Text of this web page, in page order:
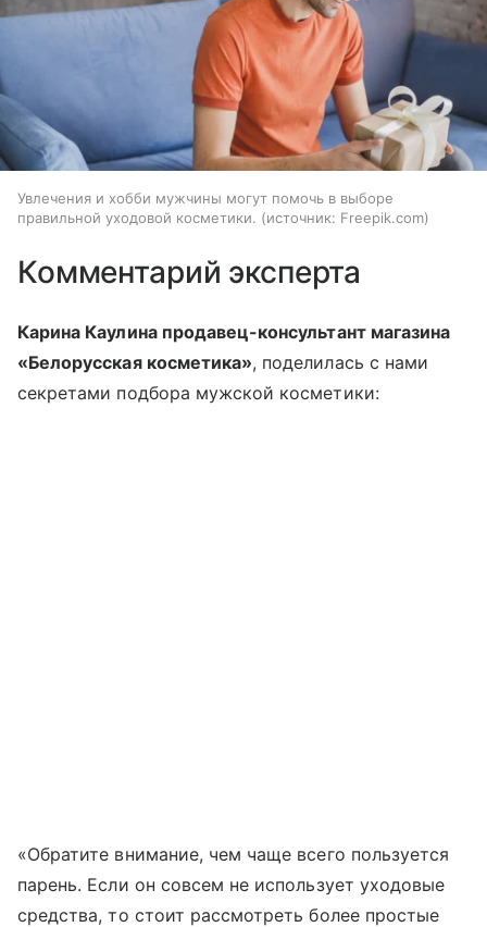
Увлечения и хобби мужчины могут помочь в выборе
правильной уходовой косметики.
источник: Freepik.com
Комментарий эксперта
Карина Каулина продавец-консультант магазина
«Белорусская косметика», поделилась с нами
секретами подбора мужской косметики:
«Обратите внимание, чем чаще всего пользуется
парень. Если он совсем не использует уходовые
средства, то стоит рассмотреть более простые